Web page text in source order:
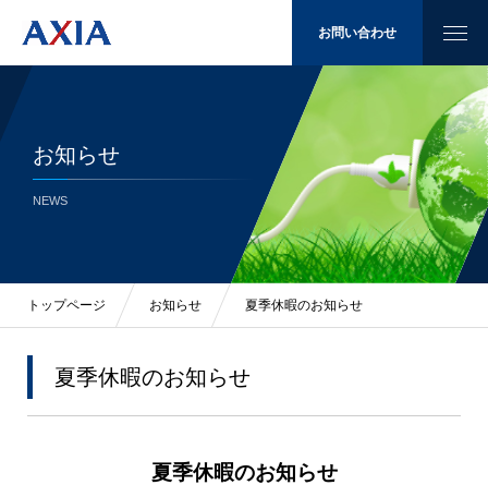
お問い合わせ
お知らせ
NEWS
トップページ お知らせ 夏季休暇のお知らせ
夏季休暇のお知らせ
夏季休暇のお知らせ
太陽光発電
LED照明
会社概要